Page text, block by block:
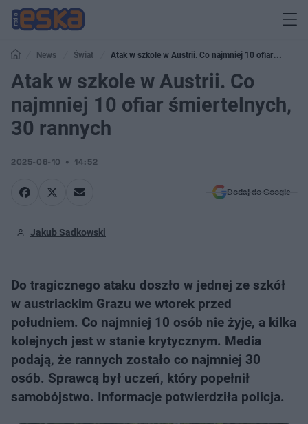
News Świat
Atak w szkole w Austrii. Co najmniej 10 ofiar
śmiertelnych, 30 rannych
Atak w szkole w Austrii. Co
najmniej 10 ofiar śmiertelnych,
30 rannych
2025-06-10 14:52
Dodaj do Google
Jakub Sadkowski
Do tragicznego ataku doszło w jednej ze szkół
w austriackim Grazu we wtorek przed
południem. Co najmniej 10 osób nie żyje, a kilka
kolejnych jest w stanie krytycznym. Media
podają, że rannych zostało co najmniej 30
osób. Sprawcą był uczeń, który popełnił
samobójstwo. Informacje potwierdziła policja.